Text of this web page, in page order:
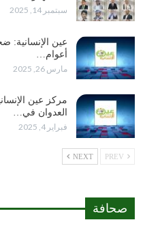
سبتمبر 14, 2025
أعوام…
مارس 26, 2025
مركز عين
العدوان في…
فبراير 4, 2025
NEXT
صحافة